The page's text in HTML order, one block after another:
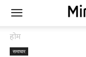
होम
समाचार